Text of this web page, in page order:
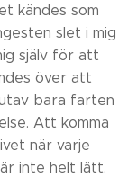
kändes som
slet i mig
själv för att
över att
bara farten
Att komma
när varje
inte helt lätt.